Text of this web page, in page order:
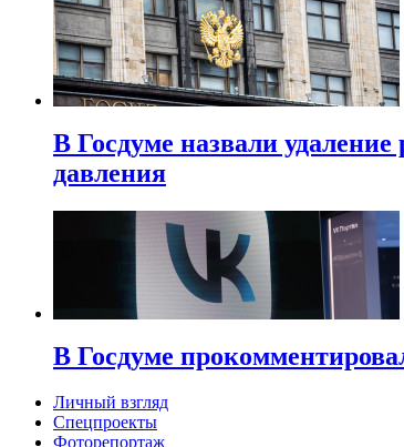
В Госдуме назвали
давления
В Госдуме
Личный взгляд
Спецпроекты
Фоторепортаж